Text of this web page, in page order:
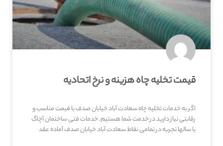
قیمت تخلیه چاه هزینه و نرخ اتحادیه
اگر به خدمات تخلیه چاه سعادت آباد خیابان صدف با قیمت مناسب و
رقابتی نیاز دارید در خدمت شما هستیم. خدمات فنی ساختمان آچاگ
با سالها تجربه در تمامی نقاط سعادت آباد خیابان صدف آماده عقد